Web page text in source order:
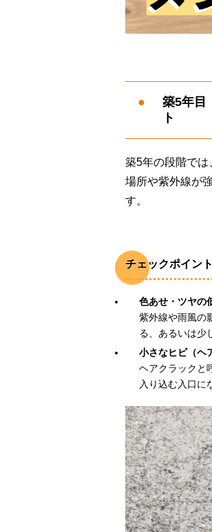
築5年目
ト
築5年の段階で
場所や紫外線が
す。
チェックポイント
色あせ・ツヤの
紫外線や雨風の
る、あるいは少
小さなヒビ（ヘ
ヘアクラックと
入り込む入口に